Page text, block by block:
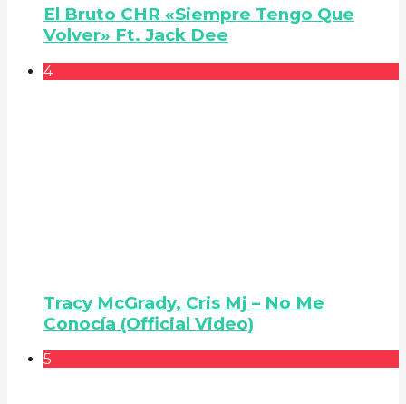
El Bruto CHR «Siempre Tengo Que
Volver» Ft. Jack Dee
4
Tracy McGrady, Cris Mj – No Me
Conocía (Official Video)
5